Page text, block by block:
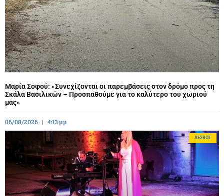
Μαρία Σοφού: «Συνεχίζονται οι παρεμβάσεις στον δρόμο προς τη
Σκάλα Βασιλικών – Προσπαθούμε για το καλύτερο του χωριού
μας»
06/08/2026 4:13 μμ
ΛΈΣΒΟΣ